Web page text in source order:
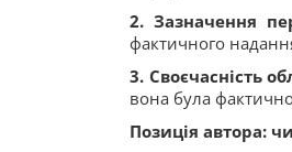
2. Зазначення
фактичного
3. Своєчасність
вона була
Позиція автора: